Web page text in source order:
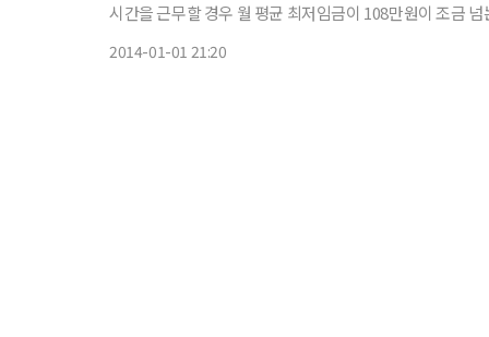
시간을 근무할 경우 월 평균 최저임금이 108만원이 조금 넘는다. 유아휴직급여는 현행 정액제인 월 50만원에서 육아휴
2014-01-01 21:20